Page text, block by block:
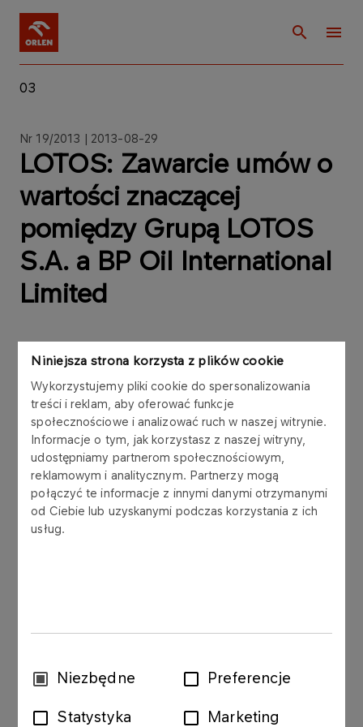
Niniejsza strona korzysta z plików cookie
Wykorzystujemy pliki cookie do spersonalizowania
treści i reklam, aby oferować funkcje
społecznościowe i analizować ruch w naszej witrynie.
Informacje o tym, jak korzystasz z naszej witryny,
udostępniamy partnerom społecznościowym,
reklamowym i analitycznym. Partnerzy mogą
połączyć te informacje z innymi danymi otrzymanymi
od Ciebie lub uzyskanymi podczas korzystania z ich
usług.
WybórNiezbędne Preferencje
Statystyka Marketing
03
Nr 19/2013 | 2013-08-29
LOTOS: Zawarcie umów o
wartości znaczącej
pomiędzy Grupą LOTOS
S.A. a BP Oil International
Limited
Zarząd Grupy LOTOS S.A. informuje, że w okresie
od publikacji rb 47/2012 z dnia 31.12.2012 r., do
28.08.2013r., Grupa LOTOS S.A. zawarła z BP Oil
International Limited z siedzibą w Londynie
umowy, których łączna wartość wyniosła ok. 668
mln PLN i osiągnęła wartość umowy znaczącej,
przekraczając 10% kapitałów własnych Grupy
LOTOS S.A.
07.12.2012r. wynosi ok. 336 mln PLN.
Umowa nie zawiera warunku ani terminu